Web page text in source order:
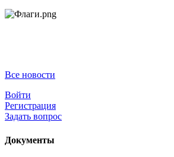
Все новости
Войти
Регистрация
Задать вопрос
Документы